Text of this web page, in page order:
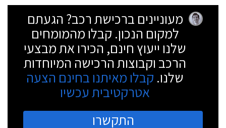
מעוניינים ברכישת רכב? הגעתם
למקום הנכון. קבלו מהמומחים
שלנו ייעוץ חינם, הכירו את מבצעי
הרכב וקבוצות הרכישה המיוחדות
שלנו. קבלו מאיתנו בחינם הצעה
אטרקטיבית עכשיו
התקשרו